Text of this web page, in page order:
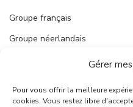
Gérer
Pour vous offrir la meilleure
cookies. Vous restez libre
Groupe français
Groupe néerlandais
Publier une annonce